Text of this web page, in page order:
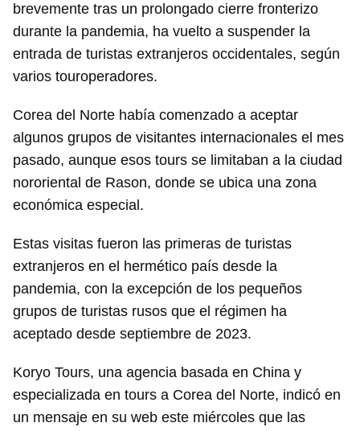
INICIAR SESIÓN CANCELAR
brevemente tras un prolongado cierre fronterizo
durante la pandemia, ha vuelto a suspender la
entrada de turistas extranjeros occidentales, según
varios touroperadores.
Corea del Norte había comenzado a aceptar
algunos grupos de visitantes internacionales el mes
pasado, aunque esos tours se limitaban a la ciudad
nororiental de Rason, donde se ubica una zona
económica especial.
Estas visitas fueron las primeras de turistas
extranjeros en el hermético país desde la
pandemia, con la excepción de los pequeños
grupos de turistas rusos que el régimen ha
aceptado desde septiembre de 2023.
Koryo Tours, una agencia basada en China y
especializada en tours a Corea del Norte, indicó en
un mensaje en su web este miércoles que las